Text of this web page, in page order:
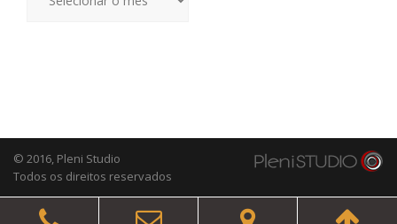
© 2016, Pleni Studio
Todos os direitos reservados